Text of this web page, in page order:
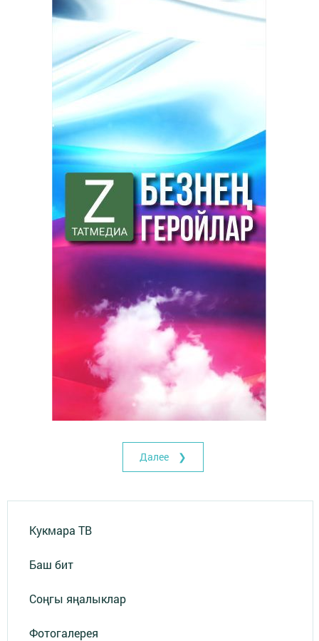
Далее ❯
Кукмара ТВ
Баш бит
Соңгы яңалыклар
Фотогалерея